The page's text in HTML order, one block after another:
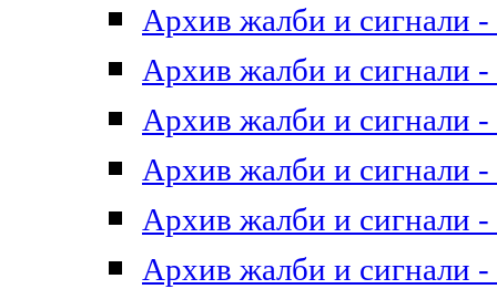
Архив жалби и сигнали -
Архив жалби и сигнали -
Архив жалби и сигнали -
Архив жалби и сигнали -
Архив жалби и сигнали -
Архив жалби и сигнали -